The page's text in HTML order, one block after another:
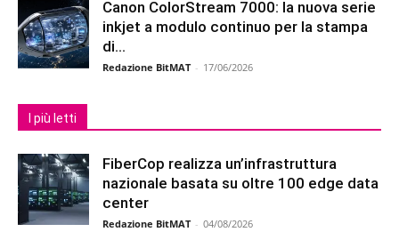
Canon ColorStream 7000: la nuova serie
inkjet a modulo continuo per la stampa
di...
Redazione BitMAT - 17/06/2026
I più letti
FiberCop realizza un’infrastruttura
nazionale basata su oltre 100 edge data
center
Redazione BitMAT - 04/08/2026